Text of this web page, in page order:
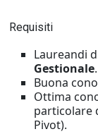
Requisiti
Laureandi
Gestionale.
Buona
Ottima
particolare
Pivot).